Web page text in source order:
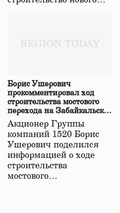
Борис Ушерович
прокомментировал ход
строительства мостового
перехода на Забайкальской
железной дороге
Акционер Группы
компаний 1520 Борис
Ушерович поделился
информацией о ходе
строительства
мостового…